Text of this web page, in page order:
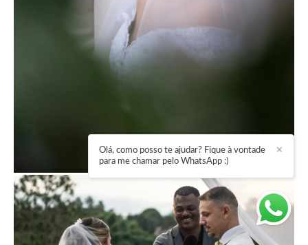
✕
Olá, como posso te ajudar? Fique à vontade
para me chamar pelo WhatsApp :)